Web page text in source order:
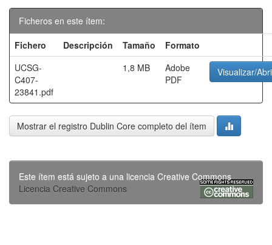
Ficheros en este ítem:
Fichero
Descripción Tamaño
Formato
UCSG-
C407-
23841.pdf
1,8 MB
Adobe
PDF
Visualizar/
Mostrar el registro Dublin Core completo del ítem
Este ítem está sujeto a una licencia Creative Commons
Licencia Creative Commons